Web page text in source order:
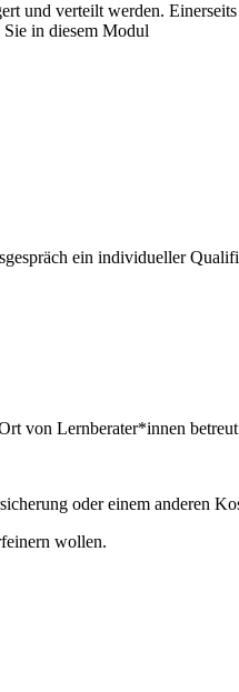
und verteilt werden.
Sie in diesem Modul
ein individueller
von Lernberater*innen
oder einem anderen
wollen.